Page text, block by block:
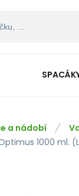
a nádobí
1000 ml.